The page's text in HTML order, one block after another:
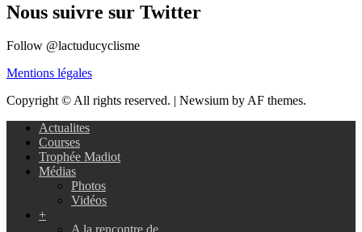
Nous suivre sur Twitter
Follow @lactuducyclisme
Mentions légales
Copyright © All rights reserved. | Newsium by AF themes.
Actualites
Courses
Trophée Madiot
Médias
Photos
Vidéos
+